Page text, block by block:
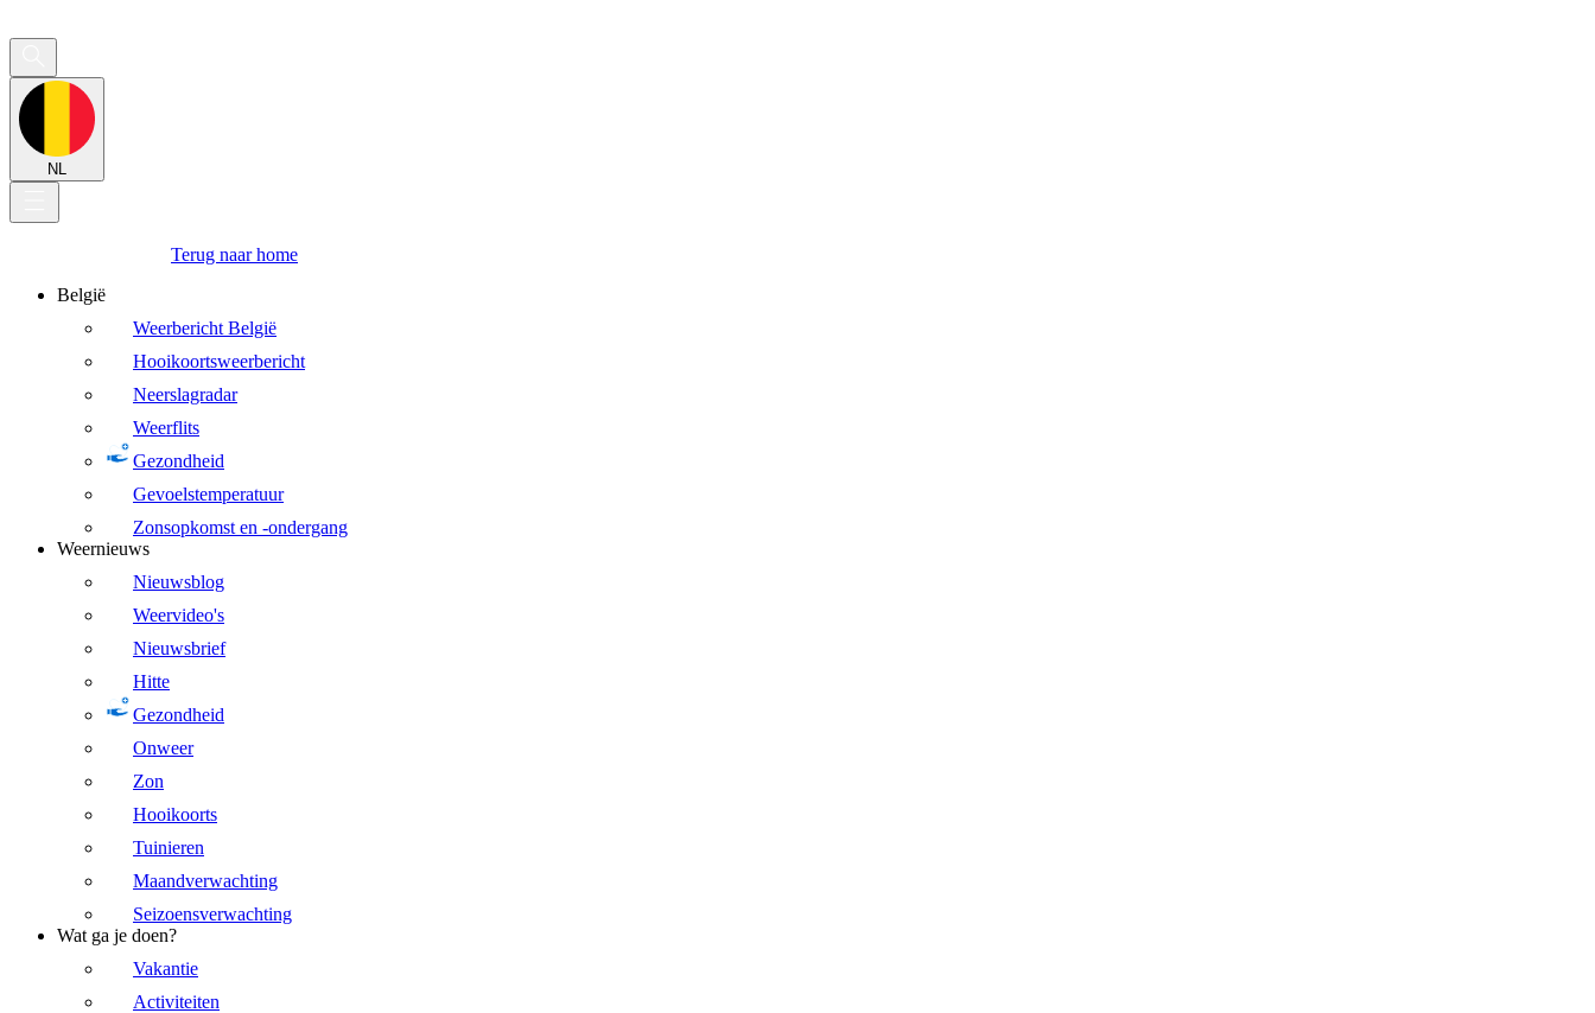
NL
Terug naar home
België
Weerbericht België
Hooikoortsweerbericht
Neerslagradar
Weerflits
Gezondheid
Gevoelstemperatuur
Zonsopkomst en -ondergang
Weernieuws
Nieuwsblog
Weervideo's
Nieuwsbrief
Hitte
Gezondheid
Onweer
Zon
Hooikoorts
Tuinieren
Maandverwachting
Seizoensverwachting
Wat ga je doen?
Vakantie
Activiteiten